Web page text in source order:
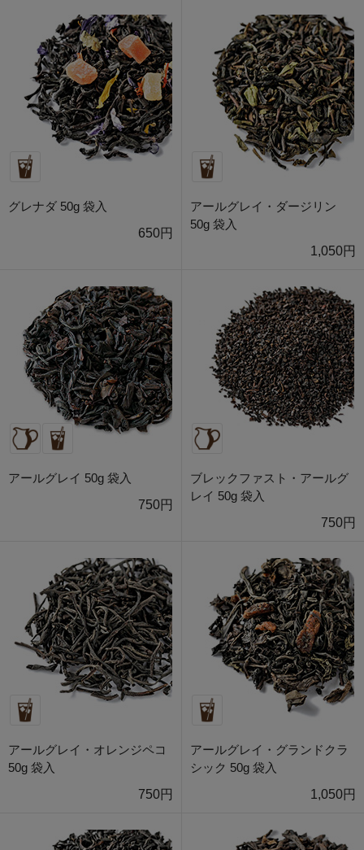
グレナダ 50g 袋入
650円
アールグレイ・ダージリン
50g 袋入
1,050円
アールグレイ 50g 袋入
750円
ブレックファスト・アールグ
レイ 50g 袋入
750円
アールグレイ・オレンジペコ
50g 袋入
750円
アールグレイ・グランドクラ
シック 50g 袋入
1,050円